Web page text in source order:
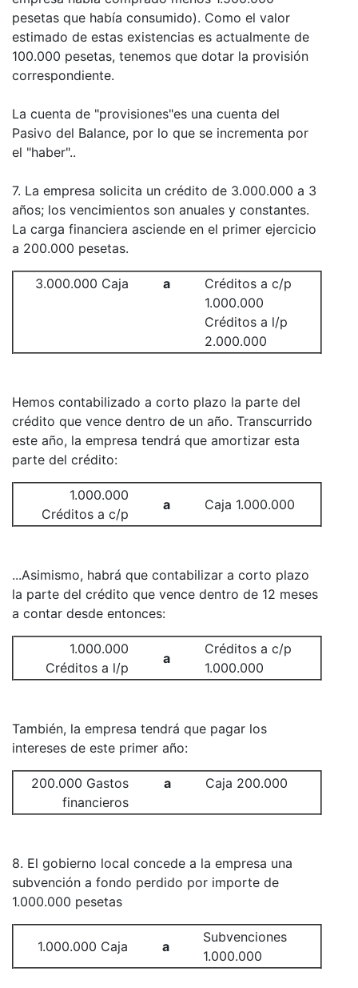
pesetas que había consumido). Como el valor
estimado de estas existencias es actualmente de
100.000 pesetas, tenemos que dotar la provisión
correspondiente.
La cuenta de "provisiones"es una cuenta del
Pasivo del Balance, por lo que se incrementa por
el "haber"..
7. La empresa solicita un crédito de 3.000.000 a 3
años; los vencimientos son anuales y constantes.
La carga financiera asciende en el primer ejercicio
a 200.000 pesetas.
3.000.000 Caja a
Créditos a c/p
1.000.000
Créditos a l/p
2.000.000
Hemos contabilizado a corto plazo la parte del
crédito que vence dentro de un año. Transcurrido
este año, la empresa tendrá que amortizar esta
parte del crédito:
1.000.000
Créditos a c/p
a Caja 1.000.000
...Asimismo, habrá que contabilizar a corto plazo
la parte del crédito que vence dentro de 12 meses
a contar desde entonces:
1.000.000
Créditos a l/p
a
Créditos a c/p
1.000.000
También, la empresa tendrá que pagar los
intereses de este primer año:
200.000 Gastos
financieros
a Caja 200.000
8. El gobierno local concede a la empresa una
subvención a fondo perdido por importe de
1.000.000 pesetas
1.000.000 Caja a
Subvenciones
1.000.000